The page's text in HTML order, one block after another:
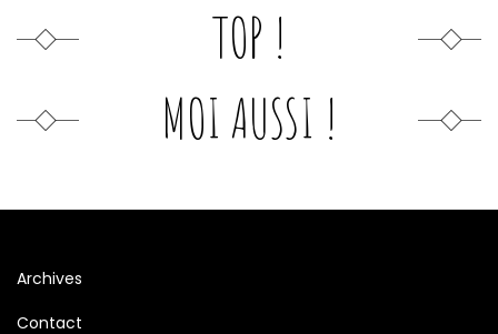
TOP !
MOI AUSSI !
Archives
Contact